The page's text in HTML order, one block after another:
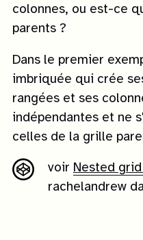
colonnes, ou est-ce
parents ?
Dans le premier
imbriquée qui crée
rangées et ses
indépendantes et ne
celles de la grille
voir Nested
rachelandrew